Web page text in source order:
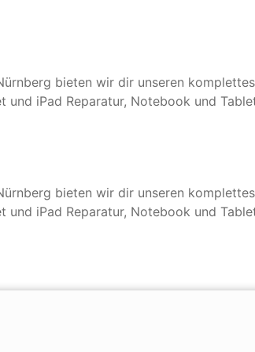
bieten wir dir unseren
und iPad Reparatur, Notebook und
bieten wir dir unseren
und iPad Reparatur, Notebook und